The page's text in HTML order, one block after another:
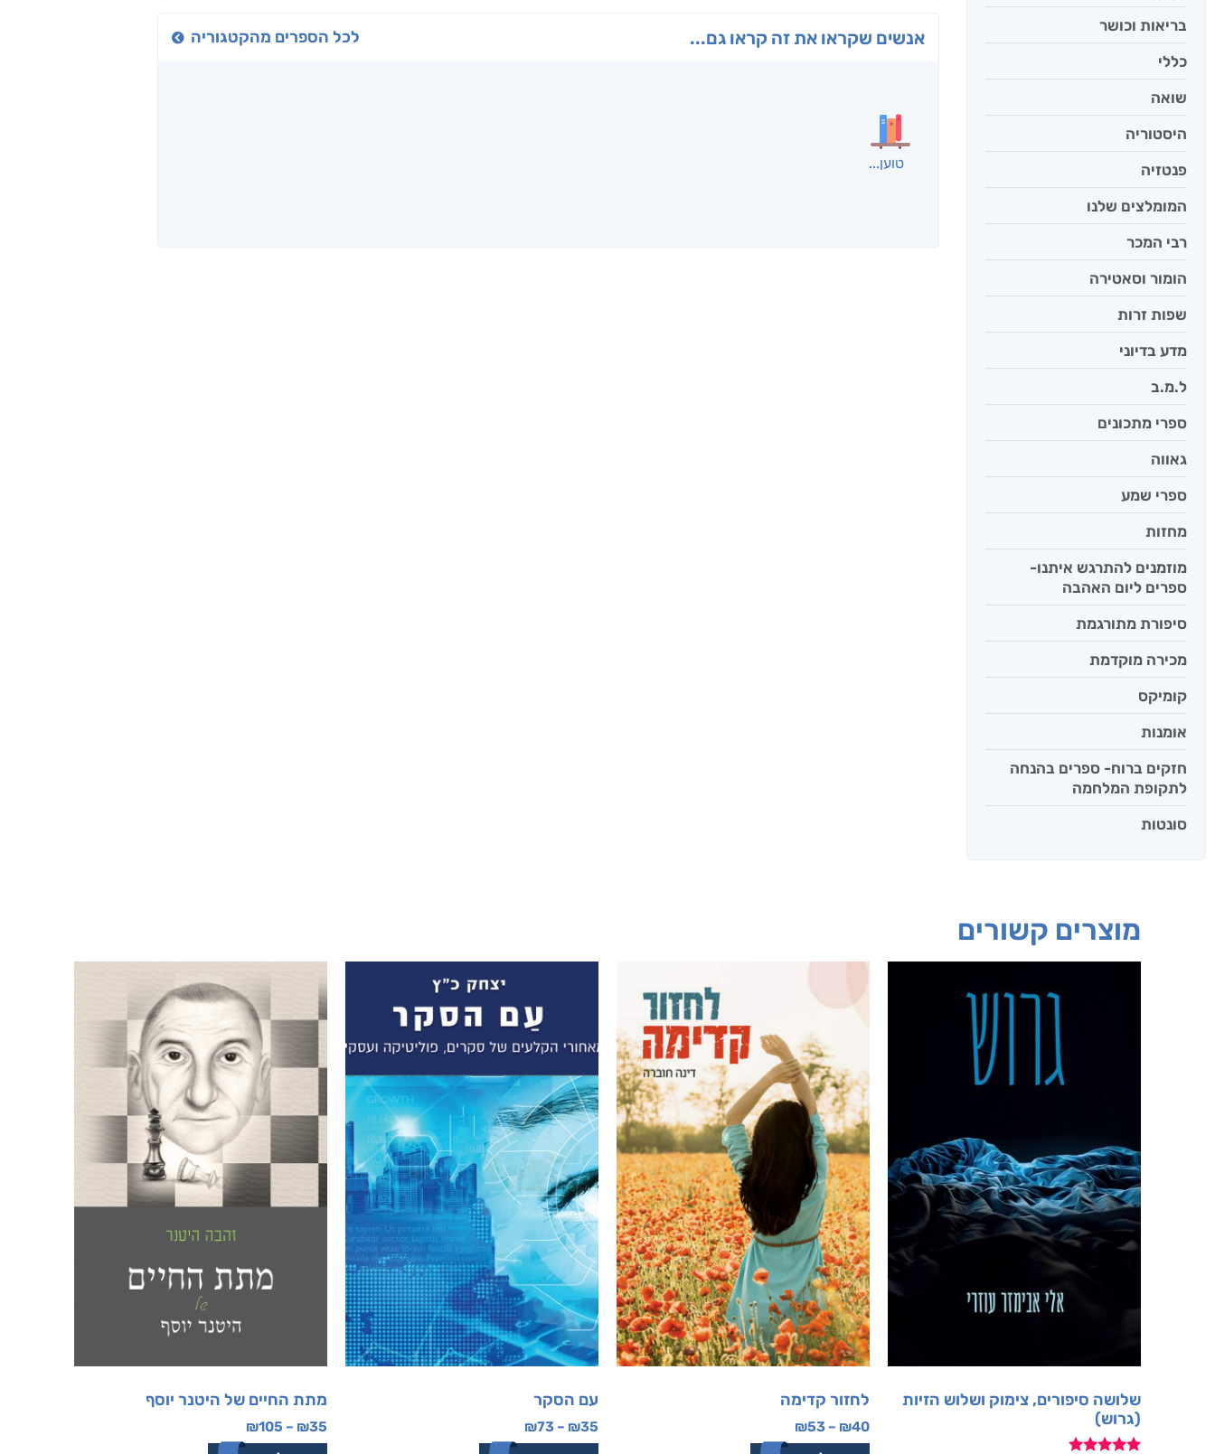
בריאות וכושר
כללי
שואה
היסטוריה
פנטזיה
המומלצים שלנו
רבי המכר
הומור וסאטירה
שפות זרות
מדע בדיוני
ל.מ.ב
ספרי מתכונים
גאווה
ספרי שמע
מחזות
מוזמנים להתרגש איתנו-
ספרים ליום האהבה
סיפורת מתורגמת
מכירה מוקדמת
קומיקס
אומנות
חזקים ברוח- ספרים בהנחה
לתקופת המלחמה
סונטות
מוצרים קשורים
שלושה סיפורים, צימוק ושלוש הזיות
(גרוש)
לחזור קדימה
₪40
–
₪53
עם הסקר
₪35
–
₪73
מתת החיים של היטנר יוסף
₪35
–
₪105